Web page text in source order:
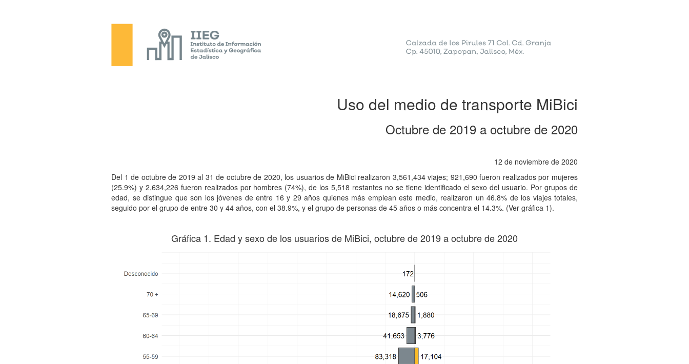
Uso del medio de transporte MiBici
Octubre de 2019 a octubre de 2020
12 de noviembre de 2020
Del 1 de octubre de 2019 al 31 de octubre de 2020, los usuarios de MiBici realizaron 3,561,434 viajes; 921,690 fueron realizados por mujeres
(25.9%) y 2,634,226 fueron realizados por hombres (74%), de los 5,518 restantes no se tiene identificado el sexo del usuario. Por grupos de
edad, se distingue que son los jóvenes de entre 16 y 29 años quienes más emplean este medio, realizaron un 46.8% de los viajes totales,
seguido por el grupo de entre 30 y 44 años, con el 38.9%, y el grupo de personas de 45 años o más concentra el 14.3%. (Ver gráfica 1).
Gráfica 1. Edad y sexo de los usuarios de MiBici, octubre de 2019 a octubre de 2020